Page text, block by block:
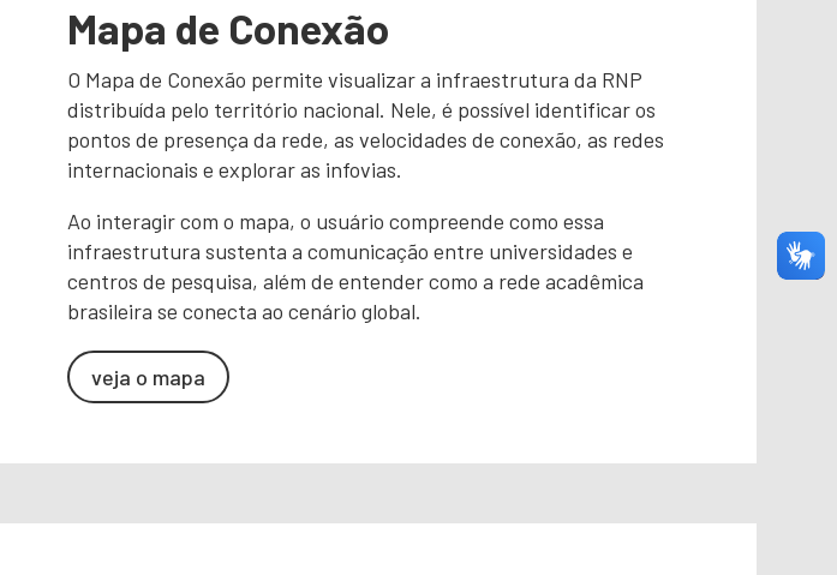
Mapa de Conexão
O Mapa de Conexão permite visualizar a infraestrutura da RNP
distribuída pelo território nacional. Nele, é possível identificar os
pontos de presença da rede, as velocidades de conexão, as redes
internacionais e explorar as infovias.
Ao interagir com o mapa, o usuário compreende como essa
infraestrutura sustenta a comunicação entre universidades e
centros de pesquisa, além de entender como a rede acadêmica
brasileira se conecta ao cenário global.
veja o mapa